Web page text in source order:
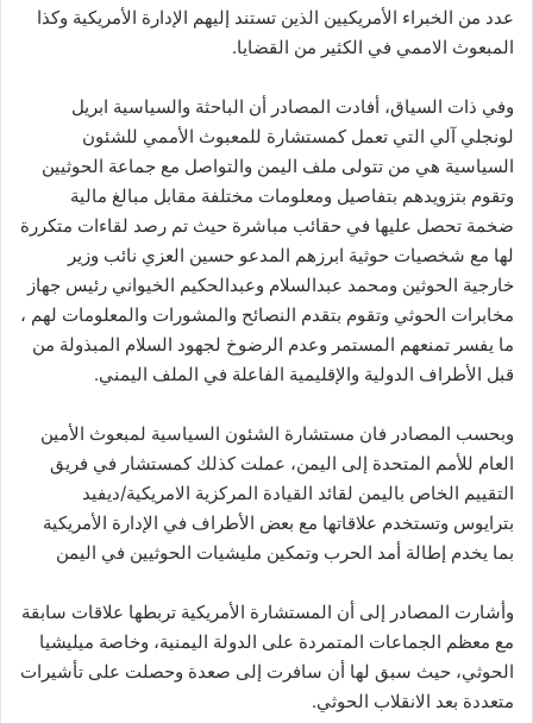
عدد من الخبراء الأمريكيين الذين تستند إليهم الإدارة الأمريكية وكذا
المبعوث الاممي في الكثير من القضايا.
وفي ذات السياق، أفادت المصادر أن الباحثة والسياسية ابريل
لونجلي آلي التي تعمل كمستشارة للمعبوث الأممي للشئون
السياسية هي من تتولى ملف اليمن والتواصل مع جماعة الحوثيين
وتقوم بتزويدهم بتفاصيل ومعلومات مختلفة مقابل مبالغ مالية
ضخمة تحصل عليها في حقائب مباشرة حيث تم رصد لقاءات متكررة
لها مع شخصيات حوثية ابرزهم المدعو حسين العزي نائب وزير
خارجية الحوثين ومحمد عبدالسلام وعبدالحكيم الخيواني رئيس جهاز
مخابرات الحوثي وتقوم بتقدم النصائح والمشورات والمعلومات لهم ،
ما يفسر تمنعهم المستمر وعدم الرضوخ لجهود السلام المبذولة من
قبل الأطراف الدولية والإقليمية الفاعلة في الملف اليمني.
وبحسب المصادر فان مستشارة الشئون السياسية لمبعوث الأمين
العام للأمم المتحدة إلى اليمن، عملت كذلك كمستشار في فريق
التقييم الخاص باليمن لقائد القيادة المركزية الامريكية/ديفيد
بترايوس وتستخدم علاقاتها مع بعض الأطراف في الإدارة الأمريكية
بما يخدم إطالة أمد الحرب وتمكين مليشيات الحوثيين في اليمن
وأشارت المصادر إلى أن المستشارة الأمريكية تربطها علاقات سابقة
مع معظم الجماعات المتمردة على الدولة اليمنية، وخاصة ميليشيا
الحوثي، حيث سبق لها أن سافرت إلى صعدة وحصلت على تأشيرات
متعددة بعد الانقلاب الحوثي.